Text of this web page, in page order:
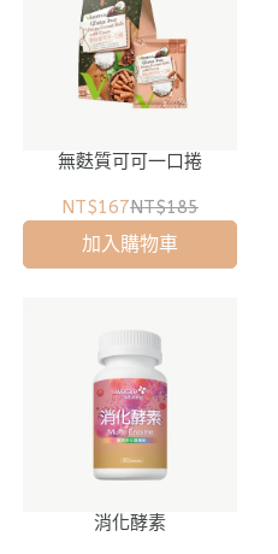
無麩質可可一口捲
NT$167NT$185
加入購物車
消化酵素